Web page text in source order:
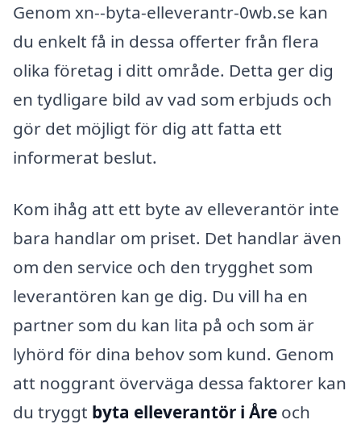
Genom xn--byta-elleverantr-0wb.se kan
du enkelt få in dessa offerter från flera
olika företag i ditt område. Detta ger dig
en tydligare bild av vad som erbjuds och
gör det möjligt för dig att fatta ett
informerat beslut.
Kom ihåg att ett byte av elleverantör inte
bara handlar om priset. Det handlar även
om den service och den trygghet som
leverantören kan ge dig. Du vill ha en
partner som du kan lita på och som är
lyhörd för dina behov som kund. Genom
att noggrant överväga dessa faktorer kan
du tryggt byta elleverantör i Åre och